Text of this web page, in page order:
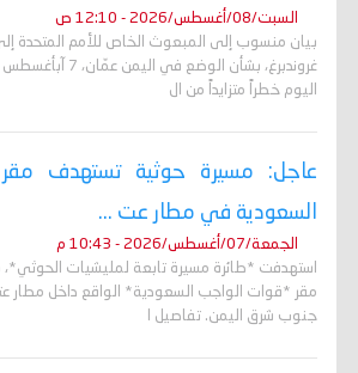
السبت/08/أغسطس/2026 - 12:10 ص
بيان منسوب إلى المبعوث الخاص للأمم المتحدة
اليوم خطراً متزايداً من ال
عاجل: مسيرة حوثية تستهدف
السعودية في مطار عت ...
الجمعة/07/أغسطس/2026 - 10:43 م
استهدفت *طائرة مسيرة تابعة لمليشيات الحوثي*،
مقر *قوات الواجب السعودية* الواقع داخل مطار
جنوب شرق اليمن. تفاصيل ا